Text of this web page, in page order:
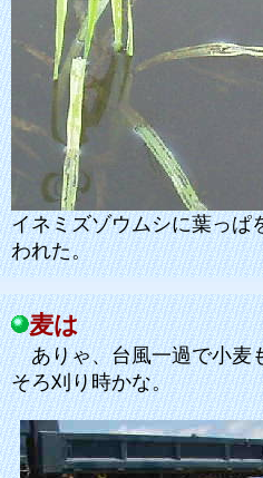
イネミズゾウムシに葉っぱ
われた。
麦は
ありゃ、台風一過で小麦
そろ刈り時かな。